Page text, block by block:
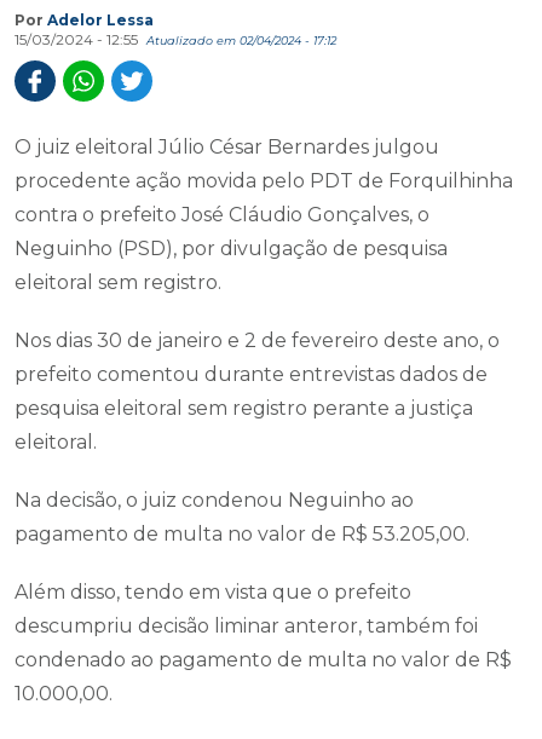
Por Adelor Lessa
15/03/2024 - 12:55
Atualizado em 02/04/2024 - 17:12
O juiz eleitoral Júlio César Bernardes julgou
procedente ação movida pelo PDT de Forquilhinha
contra o prefeito José Cláudio Gonçalves, o
Neguinho (PSD), por divulgação de pesquisa
eleitoral sem registro.
Nos dias 30 de janeiro e 2 de fevereiro deste ano, o
prefeito comentou durante entrevistas dados de
pesquisa eleitoral sem registro perante a justiça
eleitoral.
Na decisão, o juiz condenou Neguinho ao
pagamento de multa no valor de R$ 53.205,00.
Além disso, tendo em vista que o prefeito
descumpriu decisão liminar anteror, também foi
condenado ao pagamento de multa no valor de R$
10.000,00.